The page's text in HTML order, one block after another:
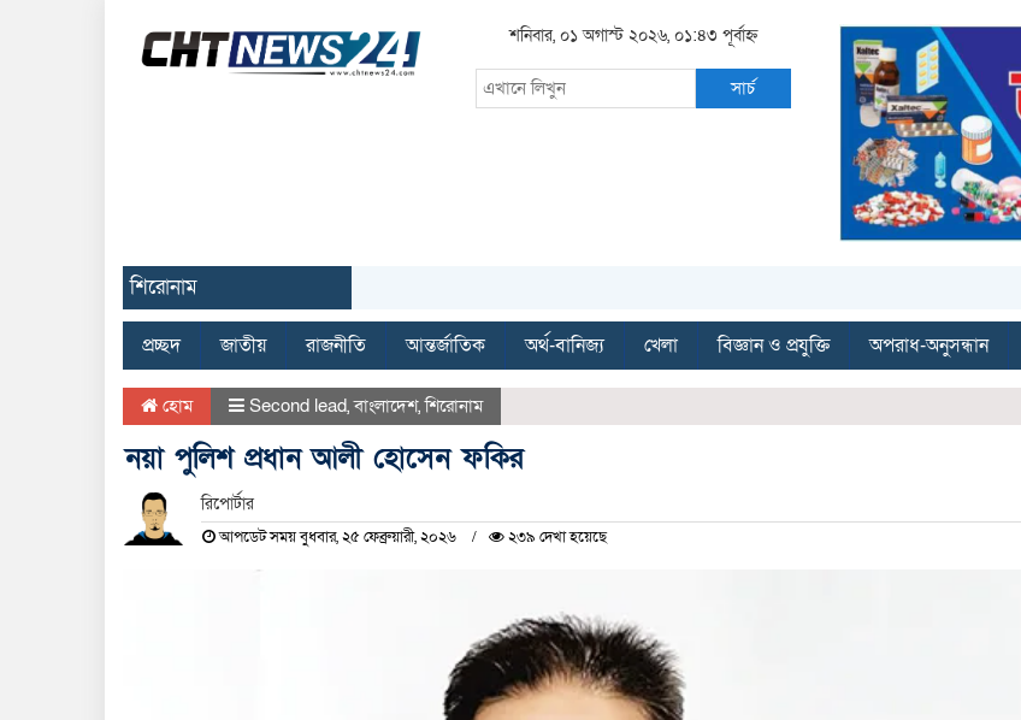
শনিবার, ০১ অগাস্ট ২০২৬, ০১:৪৩ পূর্বাহ্ন
সার্চ
শিরোনাম
প্রচ্ছদ জাতীয় রাজনীতি আন্তর্জাতিক অর্থ-বানিজ্য খেলা বিজ্ঞান ও প্রযুক্তি অপরাধ-অনুসন্ধান
হোম Second lead,বাংলাদেশ,শিরোনাম
নয়া পুলিশ প্রধান আলী হোসেন ফকির
রিপোর্টার
আপডেট সময় বুধবার, ২৫ ফেব্রুয়ারী, ২০২৬ ২৩৯ দেখা হয়েছে